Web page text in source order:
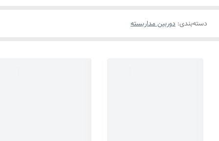
دسته‌بندی: دوربین مداربسته